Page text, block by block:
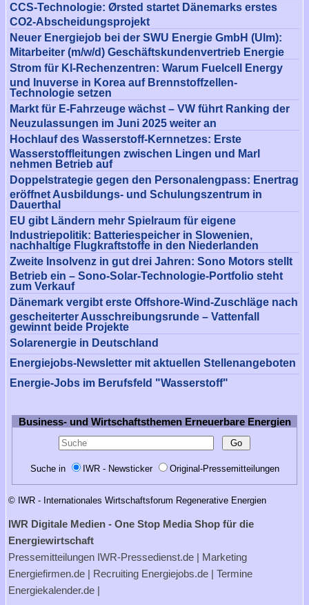
CCS-Technologie: Ørsted startet Dänemarks erstes
CO2-Abscheidungsprojekt
Neuer Energiejob bei der SWU Energie GmbH (Ulm):
Mitarbeiter (m/w/d) Geschäftskundenvertrieb Energie
Strom für KI-Rechenzentren: Warum Fuelcell Energy
und Inuverse in Korea auf Brennstoffzellen-
Technologie setzen
Markt für E-Fahrzeuge wächst – VW führt Ranking der
Neuzulassungen im Juni 2025 weiter an
Hochlauf des Wasserstoff-Kernnetzes: Erste
Wasserstoffleitungen zwischen Lingen und Marl
nehmen Betrieb auf
Doppelstrategie gegen den Personalengpass: Enertrag
eröffnet Ausbildungs- und Schulungszentrum in
Dauerthal
EU gibt Ländern mehr Spielraum für eigene
Industriepolitik: Batteriespeicher in Slowenien,
nachhaltige Flugkraftstoffe in den Niederlanden
Zweite Insolvenz in gut drei Jahren: Sono Motors stellt
Betrieb ein – Sono-Solar-Technologie-Portfolio steht
zum Verkauf
Dänemark vergibt erste Offshore-Wind-Zuschläge nach
gescheiterter Ausschreibungsrunde – Vattenfall
gewinnt beide Projekte
Solarenergie in Deutschland
Energiejobs-Newsletter mit aktuellen Stellenangeboten
Energie-Jobs im Berufsfeld "Wasserstoff"
Business- und Wirtschaftsthemen Erneuerbare Energien
Suche in IWR - Newsticker Original-Pressemitteilungen
© IWR - Internationales Wirtschaftsforum Regenerative Energien
IWR Digitale Medien - One Stop Media Shop für die
Energiewirtschaft
Pressemitteilungen IWR-Pressedienst.de | Marketing
Energiefirmen.de | Recruiting Energiejobs.de | Termine
Energiekalender.de |